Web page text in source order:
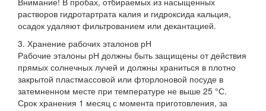
растворов гидротартрата калия и гидроксида кальция,
осадок удаляют фильтрованием или декантацией.
3. Хранение рабочих эталонов рН
Рабочие эталоны рН должны быть защищены от действия
прямых солнечных лучей и должны храниться в плотно
закрытой пластмассовой или фторлоновой посуде в
затемненном месте при температуре не выше 25 °С.
Срок хранения 1 месяц с момента приготовления, за